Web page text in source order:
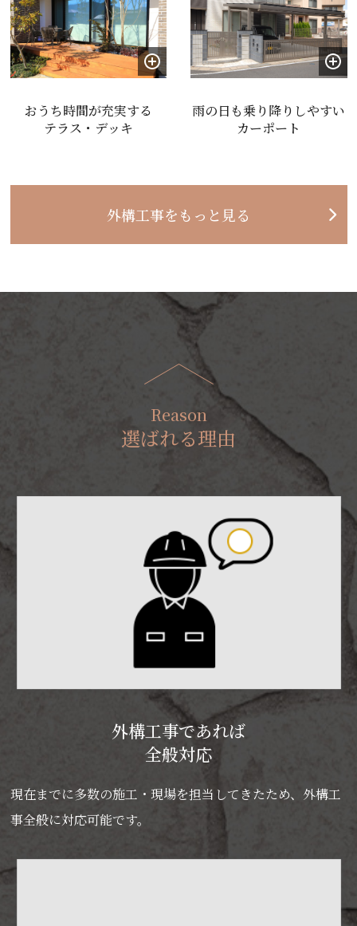
おうち時間が充実する
テラス・デッキ
雨の日も乗り降りしやすい
カーポート
外構工事をもっと見る
Reason
選ばれる理由
外構工事であれば
全般対応
現在までに多数の施工・現場を担当してきたため、外構工
事全般に対応可能です。